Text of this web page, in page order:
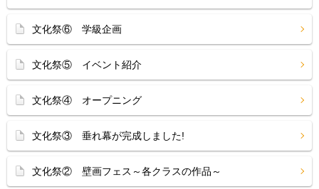
文化祭⑥ 学級企画
文化祭⑤ イベント紹介
文化祭④ オープニング
文化祭③ 垂れ幕が完成しました!
文化祭② 壁画フェス～各クラスの作品～